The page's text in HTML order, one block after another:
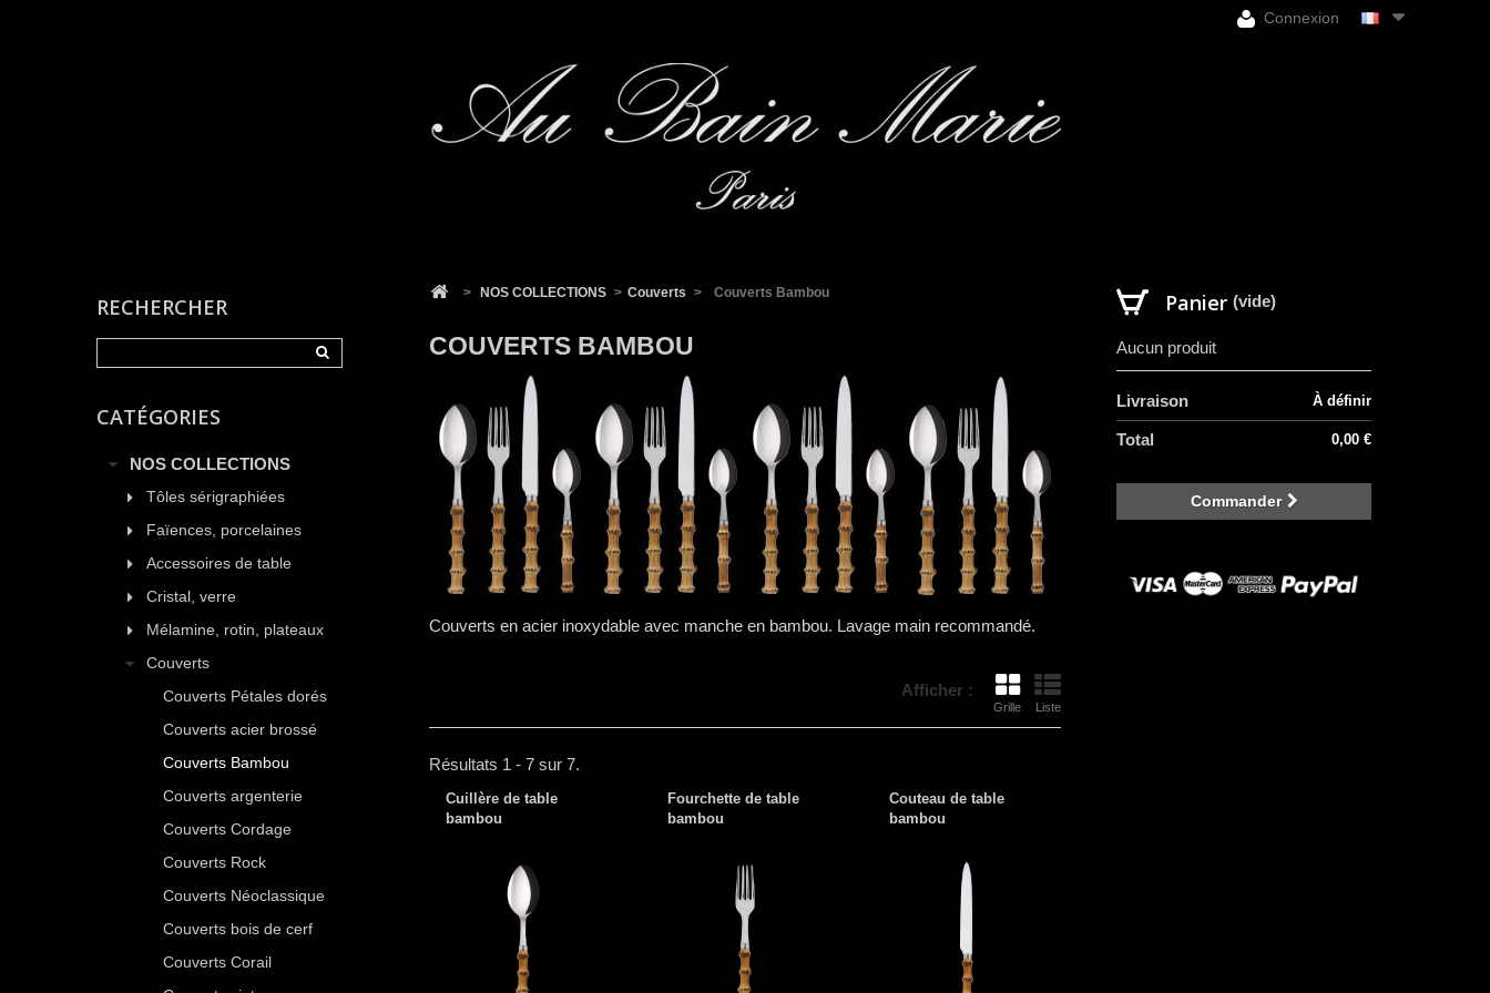
Connexion
RECHERCHER
CATÉGORIES
NOS COLLECTIONS
Tôles sérigraphiées
Faïences, porcelaines
Accessoires de table
Cristal, verre
Mélamine, rotin, plateaux
Couverts
Couverts Pétales dorés
Couverts acier brossé
Couverts Bambou
Couverts argenterie
Couverts Cordage
Couverts Rock
Couverts Néoclassique
Couverts bois de cerf
Couverts Corail
> NOS COLLECTIONS > Couverts > Couverts Bambou
COUVERTS BAMBOU
Couverts en acier inoxydable avec manche en bambou. Lavage main recommandé.
Afficher :
Grille Liste
Résultats 1 - 7 sur 7.
Cuillère de table
bambou
Fourchette de table
bambou
Couteau de table
bambou
Panier (vide)
Aucun produit
À définir
Livraison
0,00 €
Total
Commander